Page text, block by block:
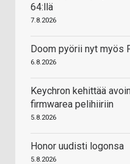
64:llä
7.8.2026
Doom pyörii nyt myös
6.8.2026
Keychron kehittää
firmwarea pelihiiriin
5.8.2026
Honor uudisti logonsa
5.8.2026